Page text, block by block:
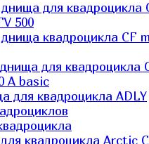
для квадроцикла
500
квадроцикла СF
для квадроцикла
A basic
для квадроцикла ADLY
квадроцикла Arctic